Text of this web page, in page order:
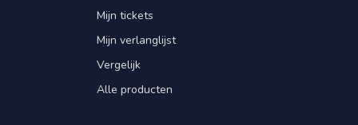
Mijn tickets
Mijn verlanglijst
Vergelijk
Alle producten